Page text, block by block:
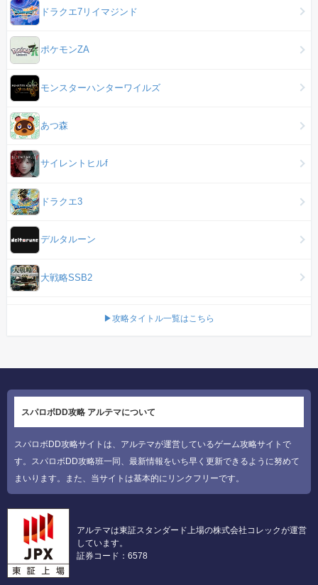
ドラクエ7リイマジンド
ポケモンZA
モンスターハンターワイルズ
あつ森
サイレントヒルf
ドラクエ3
デルタルーン
大戦略SSB2
▶攻略タイトル一覧はこちら
スパロボDD攻略 アルテマについて
スパロボDD攻略サイトは、アルテマが運営しているゲーム攻略サイトで
す。スパロボDD攻略班一同、最新情報をいち早く更新できるように努めて
まいります。また、当サイトは基本的にリンクフリーです。
アルテマは東証スタンダード上場の株式会社コレックが運営
しています。
証券コード：6578